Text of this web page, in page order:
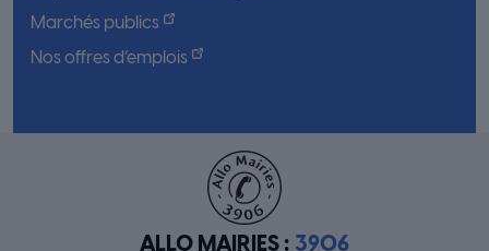
Marchés publics
Nos offres d’emplois
ALLO MAIRIES : 3906